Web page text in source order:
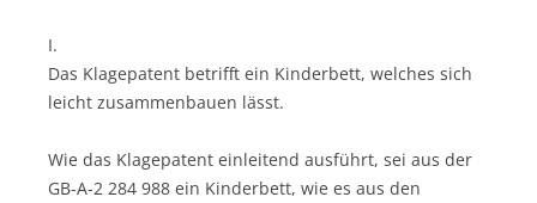
I.
Das Klagepatent betrifft ein Kinderbett, welches sich
leicht zusammenbauen lässt.
Wie das Klagepatent einleitend ausführt, sei aus der
GB-A-2 284 988 ein Kinderbett, wie es aus den